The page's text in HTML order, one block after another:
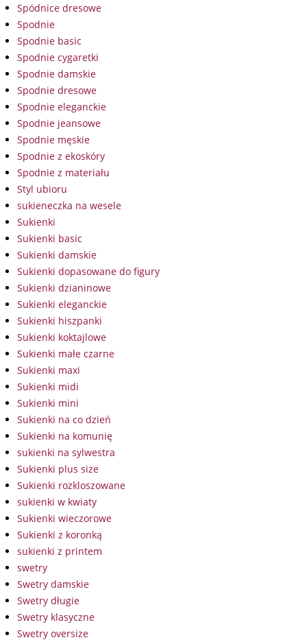
Spódnice dresowe
Spodnie
Spodnie basic
Spodnie cygaretki
Spodnie damskie
Spodnie dresowe
Spodnie eleganckie
Spodnie jeansowe
Spodnie męskie
Spodnie z ekoskóry
Spodnie z materiału
Styl ubioru
sukieneczka na wesele
Sukienki
Sukienki basic
Sukienki damskie
Sukienki dopasowane do figury
Sukienki dzianinowe
Sukienki eleganckie
Sukienki hiszpanki
Sukienki koktajlowe
Sukienki małe czarne
Sukienki maxi
Sukienki midi
Sukienki mini
Sukienki na co dzień
Sukienki na komunię
sukienki na sylwestra
Sukienki plus size
Sukienki rozkloszowane
sukienki w kwiaty
Sukienki wieczorowe
Sukienki z koronką
sukienki z printem
swetry
Swetry damskie
Swetry długie
Swetry klasyczne
Swetry oversize